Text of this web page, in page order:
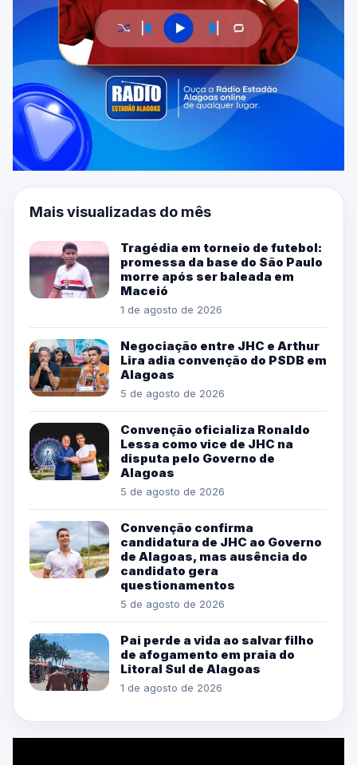
Mais visualizadas do mês
Tragédia em torneio de futebol:
promessa da base do São Paulo
morre após ser baleada em
Maceió
1 de agosto de 2026
Negociação entre JHC e Arthur
Lira adia convenção do PSDB em
Alagoas
5 de agosto de 2026
Convenção oficializa Ronaldo
Lessa como vice de JHC na
disputa pelo Governo de
Alagoas
5 de agosto de 2026
Convenção confirma
candidatura de JHC ao Governo
de Alagoas, mas ausência do
candidato gera
questionamentos
5 de agosto de 2026
Pai perde a vida ao salvar filho
de afogamento em praia do
Litoral Sul de Alagoas
1 de agosto de 2026